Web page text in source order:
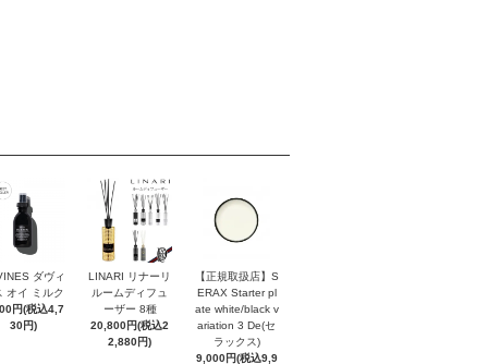
ダヴィ
オイ ミルク
円(税込4,7
30円)
LINARI リナーリ
ルームディフュ
ーザー 8種
20,800円(税込2
2,880円)
【正規取扱店】S
ERAX Starter pl
ate white/black v
ariation 3 De(セ
ラックス)
9,000円(税込9,9